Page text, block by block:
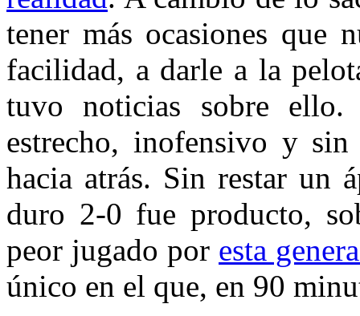
tener más ocasiones que
facilidad, a darle a la
tuvo noticias sobre
estrecho, inofensivo y
hacia atrás. Sin restar un
duro 2-0 fue producto,
peor jugado por esta
único en el que, en 90